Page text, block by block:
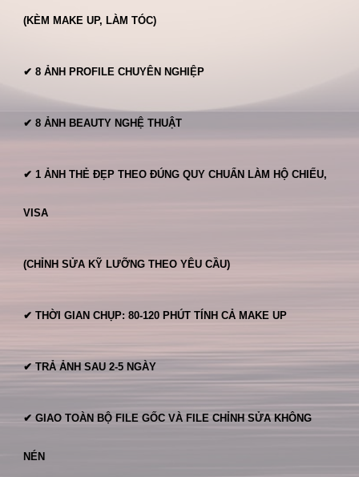
(KÈM MAKE UP, LÀM TÓC)
✔ 8 ẢNH PROFILE CHUYÊN NGHIỆP
✔8 ẢNH BEAUTY NGHỆ THUẬT
✔ 1 ẢNH THẺĐẸP THEO ĐÚNG QUY CHUẨN LÀM HỘ CHIẾU,
VISA
(CHỈNH SỬA KỸ LƯỠNG THEO YÊU CẦU)
✔ THỜI GIAN CHỤP: 80-120 PHÚT TÍNH CẢ MAKE UP
✔ TRẢ ẢNH SAU 2-5 NGÀY
✔ GIAO TOÀN BỘ FILE GỐC VÀ FILE CHỈNH SỬA KHÔNG
NÉN